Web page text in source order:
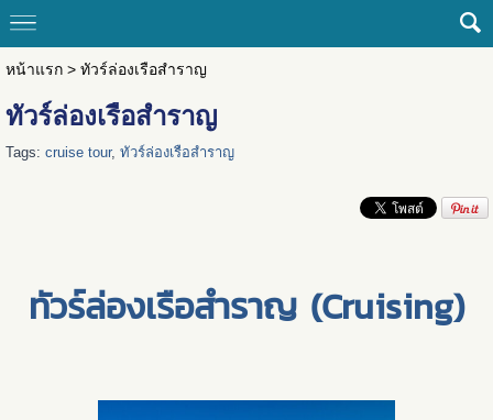
หน้าแรก> ทัวร์ล่องเรือสำราญ
ทัวร์ล่องเรือสำราญ
Tags: cruise tour, ทัวร์ล่องเรือสำราญ
ทัวร์ล่องเรือสำราญ (Cruising)